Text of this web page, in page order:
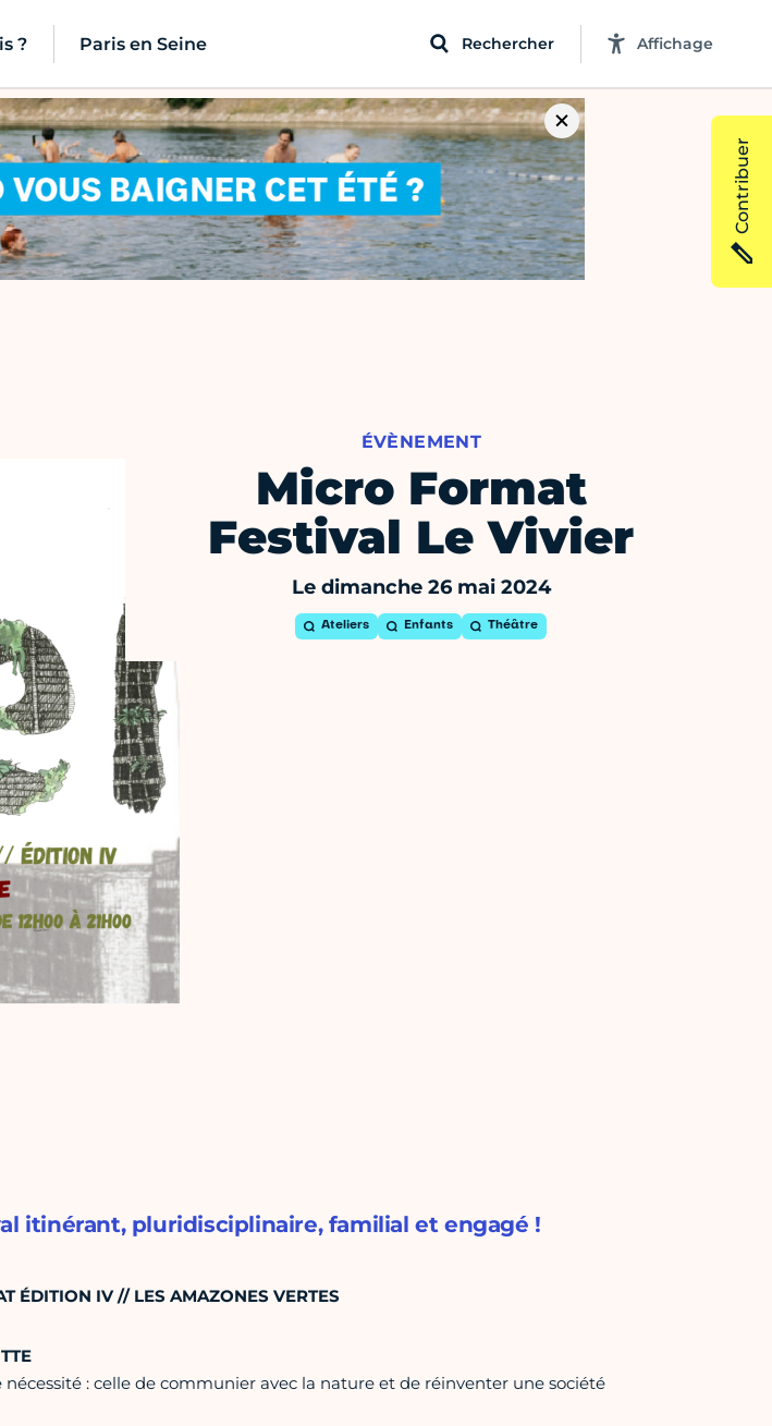
? Paris en Seine Rechercher Affichage
ÉVÈNEMENT
Micro Format
Festival Le Vivier
Le dimanche 26 mai 2024
Ateliers Enfants Théâtre
itinérant, pluridisciplinaire, familial et engagé !
ÉDITION IV // LES AMAZONES VERTES
: celle de communier avec la nature et de réinventer une société
Contribuer